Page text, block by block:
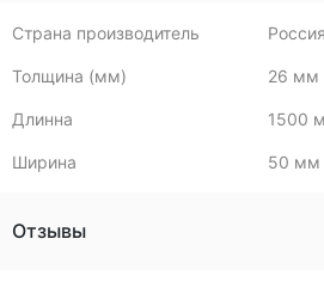
Страна производитель Россия
Толщина (мм) 26 мм
Длинна 1500
Ширина 50 мм
Отзывы